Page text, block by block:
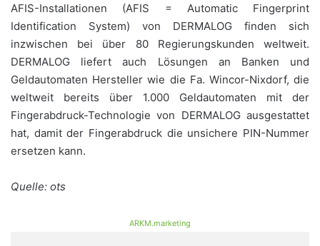
AFIS-Installationen (AFIS = Automatic Fingerprint
Identification System) von DERMALOG finden sich
inzwischen bei über 80 Regierungskunden weltweit.
DERMALOG liefert auch Lösungen an Banken und
Geldautomaten Hersteller wie die Fa. Wincor-Nixdorf, die
weltweit bereits über 1.000 Geldautomaten mit der
Fingerabdruck-Technologie von DERMALOG ausgestattet
hat, damit der Fingerabdruck die unsichere PIN-Nummer
ersetzen kann.
Quelle: ots
ARKM.marketing